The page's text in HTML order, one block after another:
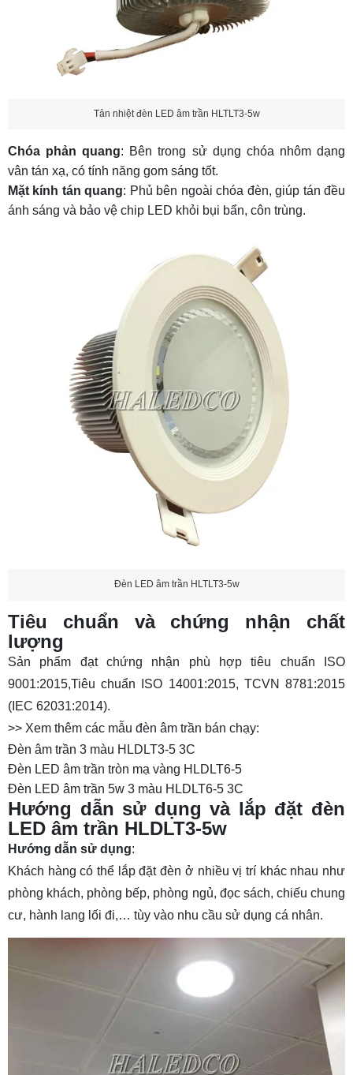
Tản nhiệt đèn LED âm trần HLTLT3-5w
Chóa phản quang: Bên trong sử dụng chóa nhôm dạng
vân tán xạ, có tính năng gom sáng tốt.
Mặt kính tán quang: Phủ bên ngoài chóa đèn, giúp tán đều
ánh sáng và bảo vệ chip LED khỏi bụi bẩn, côn trùng.
Đèn LED âm trần HLTLT3-5w
Tiêu chuẩn và chứng nhận chất
lượng
Sản phẩm đạt chứng nhận phù hợp tiêu chuẩn ISO
9001:2015,Tiêu chuẩn ISO 14001:2015, TCVN 8781:2015
(IEC 62031:2014).
>> Xem thêm các mẫu đèn âm trần bán chạy:
Đèn âm trần 3 màu HLDLT3-5 3C
Đèn LED âm trần tròn mạ vàng HLDLT6-5
Đèn LED âm trần 5w 3 màu HLDLT6-5 3C
Hướng dẫn sử dụng và lắp đặt đèn
LED âm trần HLDLT3-5w
Hướng dẫn sử dụng:
Khách hàng có thể lắp đặt đèn ở nhiều vị trí khác nhau như
phòng khách, phòng bếp, phòng ngủ, đọc sách, chiếu chung
cư, hành lang lối đi,… tùy vào nhu cầu sử dụng cá nhân.